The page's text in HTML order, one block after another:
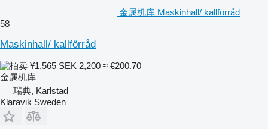
金属机库 Maskinhall/ kallförråd
58
Maskinhall/ kallförråd
¥1,565 SEK 2,200 ≈ €200.70
金属机库
瑞典, Karlstad
Klaravik Sweden